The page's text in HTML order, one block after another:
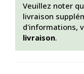
Veuillez noter
livraison
d'informations,
livraison.